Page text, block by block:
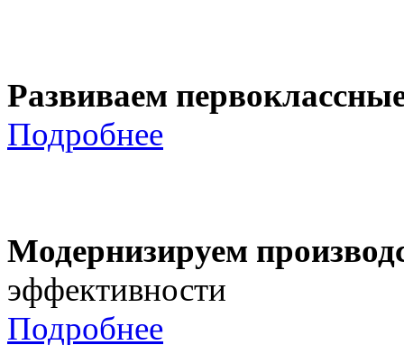
Развиваем
Подробнее
Модернизируем
эффективности
Подробнее